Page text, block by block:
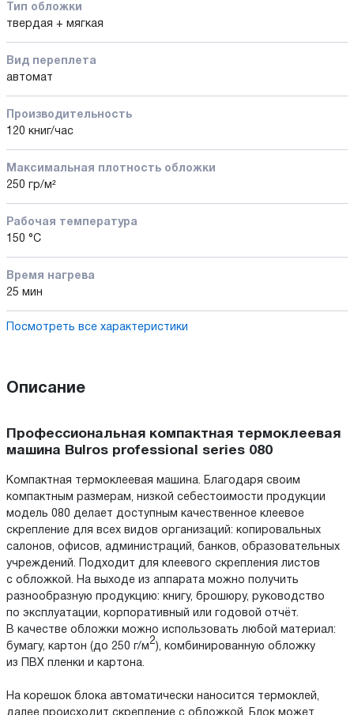
Тип обложки
твердая + мягкая
Вид переплета
автомат
Производительность
120 книг/час
Максимальная плотность обложки
250 гр/м²
Рабочая температура
150 °С
Время нагрева
25 мин
Посмотреть все характеристики
Описание
Профессиональная компактная термоклеевая
машина Bulros professional series 080
Компактная термоклеевая машина. Благодаря своим
компактным размерам, низкой себестоимости продукции
модель 080 делает доступным качественное клеевое
скрепление для всех видов организаций: копировальных
салонов, офисов, администраций, банков, образовательных
учреждений. Подходит для клеевого скрепления листов
с обложкой. На выходе из аппарата можно получить
разнообразную продукцию: книгу, брошюру, руководство
по эксплуатации, корпоративный или годовой отчёт.
В качестве обложки можно использовать любой материал:
бумагу, картон (до 250 г/м
2
), комбинированную обложку
из ПВХ пленки и картона.
На корешок блока автоматически наносится термоклей,